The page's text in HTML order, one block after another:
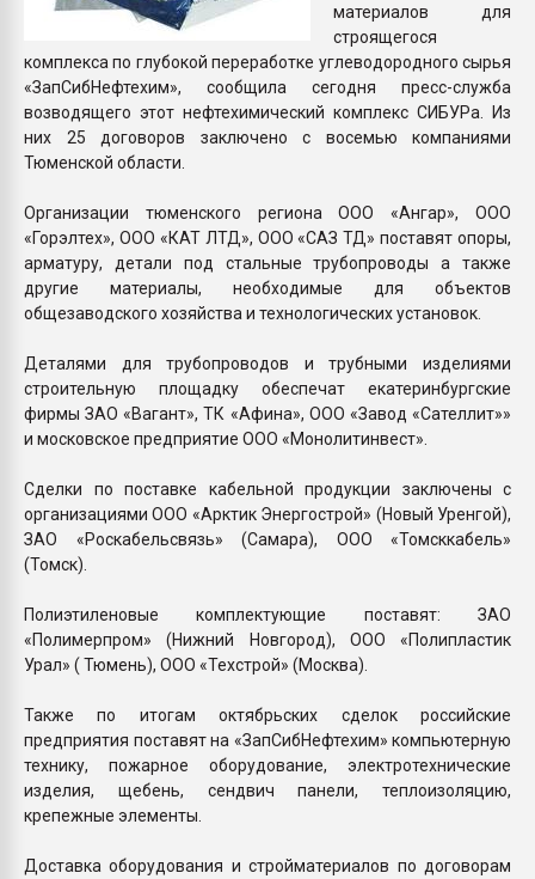
материалов для
строящегося
комплекса по глубокой переработке углеводородного сырья
«ЗапСибНефтехим», сообщила сегодня пресс-служба
возводящего этот нефтехимический комплекс СИБУРа. Из
них 25 договоров заключено с восемью компаниями
Тюменской области.
Организации тюменского региона ООО «Ангар», ООО
«Горэлтех», ООО «КАТ ЛТД», ООО «САЗ ТД» поставят опоры,
арматуру, детали под стальные трубопроводы а также
другие материалы, необходимые для объектов
общезаводского хозяйства и технологических установок.
Деталями для трубопроводов и трубными изделиями
строительную площадку обеспечат екатеринбургские
фирмы ЗАО «Вагант», ТК «Афина», ООО «Завод «Сателлит»»
и московское предприятие ООО «Монолитинвест».
Сделки по поставке кабельной продукции заключены с
организациями ООО «Арктик Энергострой» (Новый Уренгой),
ЗАО «Роскабельсвязь» (Самара), ООО «Томсккабель»
(Томск).
Полиэтиленовые комплектующие поставят: ЗАО
«Полимерпром» (Нижний Новгород), ООО «Полипластик
Урал» ( Тюмень), ООО «Техстрой» (Москва).
Также по итогам октябрьских сделок российские
предприятия поставят на «ЗапСибНефтехим» компьютерную
технику, пожарное оборудование, электротехнические
изделия, щебень, сендвич панели, теплоизоляцию,
крепежные элементы.
Доставка оборудования и стройматериалов по договорам